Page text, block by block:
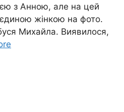
з Анною, але на цей
жінкою на фото.
Михайла. Виявилося,